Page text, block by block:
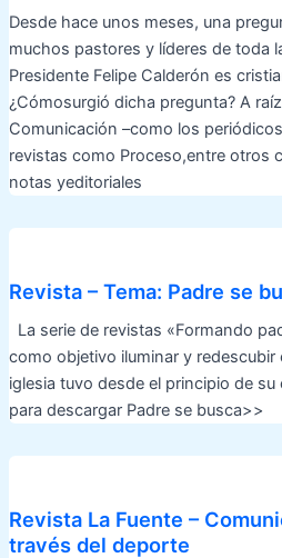
Desde hace unos meses, una
muchos pastores y líderes de toda
Presidente Felipe Calderón es
¿Cómosurgió dicha pregunta? A
Comunicación –como los
revistas como Proceso,entre otros
notas yeditoriales
Revista – Tema: Padre se
La serie de revistas «Formando
como objetivo iluminar y redescubir
iglesia tuvo desde el principio de
para descargar Padre se busca>>
Revista La Fuente –
través del deporte